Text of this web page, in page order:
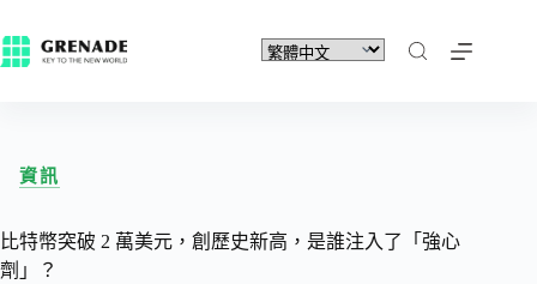
資訊
比特幣突破 2 萬美元，創歷史新高，是誰注入了「強心
劑」？